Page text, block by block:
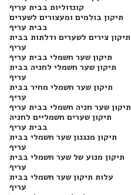
קונזוליות בבית עריף
תיקון בולמים ומעצורים לשערים
בבית עריף
תיקון צירים לשערים ודלתות בבית
עריף
תיקון שער חשמלי בבית עריף
תיקון שער חשמלי לחניה בבית
עריף
תיקון שער חשמלי מחיר בבית
עריף
תיקון שער חניה חשמלי בבית עריף
תיקון שערים חשמליים לחניה
בבית עריף
תיקון מנגנון שער חשמלי בבית
עריף
תיקון מנוע של שער חשמלי בבית
עריף
עלות תיקון שער חשמלי בבית
עריף